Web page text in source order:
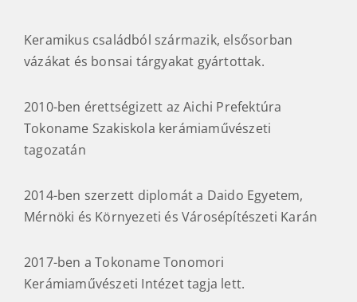
Keramikus családból származik, elsősorban
vázákat és bonsai tárgyakat gyártottak.
2010-ben érettségizett az Aichi Prefektúra
Tokoname Szakiskola kerámiaművészeti
tagozatán
2014-ben szerzett diplomát a Daido Egyetem,
Mérnöki és Környezeti és Városépítészeti Karán
2017-ben a Tokoname Tonomori
Kerámiaművészeti Intézet tagja lett.